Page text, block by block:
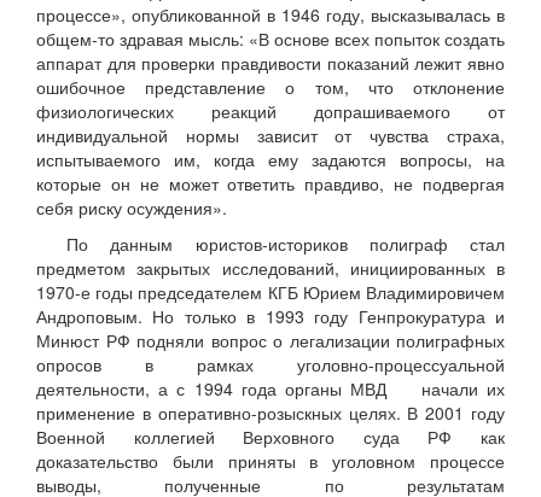
процессе», опубликованной в 1946 году, высказывалась в
общем-то здравая мысль: «В основе всех попыток создать
аппарат для проверки правдивости показаний лежит явно
ошибочное представление о том, что отклонение
физиологических реакций допрашиваемого от
индивидуальной нормы зависит от чувства страха,
испытываемого им, когда ему задаются вопросы, на
которые он не может ответить правдиво, не подвергая
себя риску осуждения».
По данным юристов-историков полиграф стал
предметом закрытых исследований, инициированных в
1970-е годы председателем КГБ Юрием Владимировичем
Андроповым. Но только в 1993 году Генпрокуратура и
Минюст РФ подняли вопрос о легализации полиграфных
опросов в рамках уголовно-процессуальной
деятельности, а с 1994 года органы МВД начали их
применение в оперативно-розыскных целях. В 2001 году
Военной коллегией Верховного суда РФ как
доказательство были приняты в уголовном процессе
выводы, полученные по результатам